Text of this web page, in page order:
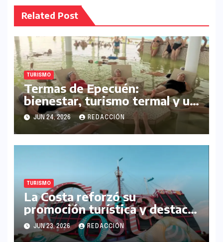
Related Post
TURISMO
Termas de Epecuén:
bienestar, turismo termal y un
lago único en el sudoeste
bonaerense
JUN 24, 2026 REDACCIÓN
TURISMO
La Costa reforzó su
promoción turística y destacó
nuevas propuestas para atraer
visitantes
JUN 23, 2026 REDACCIÓN